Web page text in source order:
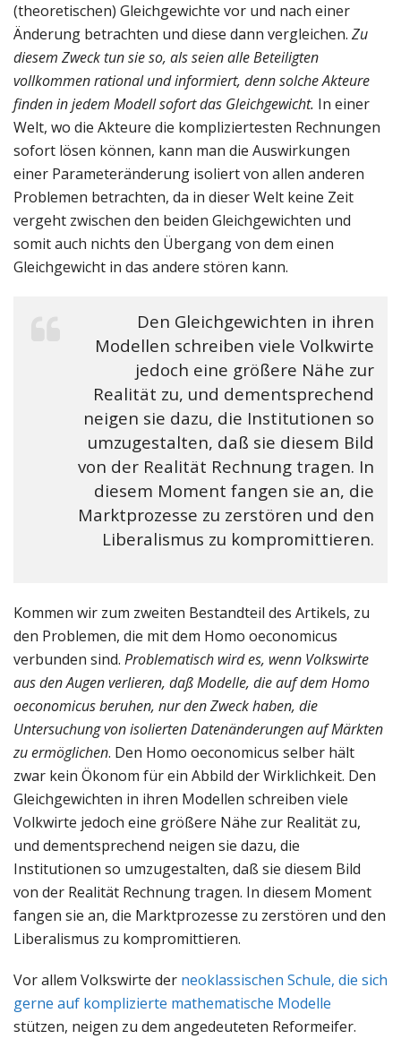
(theoretischen) Gleichgewichte vor und nach einer
Änderung betrachten und diese dann vergleichen. Zu
diesem Zweck tun sie so, als seien alle Beteiligten
vollkommen rational und informiert, denn solche Akteure
finden in jedem Modell sofort das Gleichgewicht. In einer
Welt, wo die Akteure die kompliziertesten Rechnungen
sofort lösen können, kann man die Auswirkungen
einer Parameteränderung isoliert von allen anderen
Problemen betrachten, da in dieser Welt keine Zeit
vergeht zwischen den beiden Gleichgewichten und
somit auch nichts den Übergang von dem einen
Gleichgewicht in das andere stören kann.
Den Gleichgewichten in ihren
Modellen schreiben viele Volkwirte
jedoch eine größere Nähe zur
Realität zu, und dementsprechend
neigen sie dazu, die Institutionen so
umzugestalten, daß sie diesem Bild
von der Realität Rechnung tragen. In
diesem Moment fangen sie an, die
Marktprozesse zu zerstören und den
Liberalismus zu kompromittieren.
Kommen wir zum zweiten Bestandteil des Artikels, zu
den Problemen, die mit dem Homo oeconomicus
verbunden sind. Problematisch wird es, wenn Volkswirte
aus den Augen verlieren, daß Modelle, die auf dem Homo
oeconomicus beruhen, nur den Zweck haben, die
Untersuchung von isolierten Datenänderungen auf Märkten
zu ermöglichen. Den Homo oeconomicus selber hält
zwar kein Ökonom für ein Abbild der Wirklichkeit. Den
Gleichgewichten in ihren Modellen schreiben viele
Volkwirte jedoch eine größere Nähe zur Realität zu,
und dementsprechend neigen sie dazu, die
Institutionen so umzugestalten, daß sie diesem Bild
von der Realität Rechnung tragen. In diesem Moment
fangen sie an, die Marktprozesse zu zerstören und den
Liberalismus zu kompromittieren.
Vor allem Volkswirte der neoklassischen Schule, die sich
gerne auf komplizierte mathematische Modelle
stützen, neigen zu dem angedeuteten Reformeifer.